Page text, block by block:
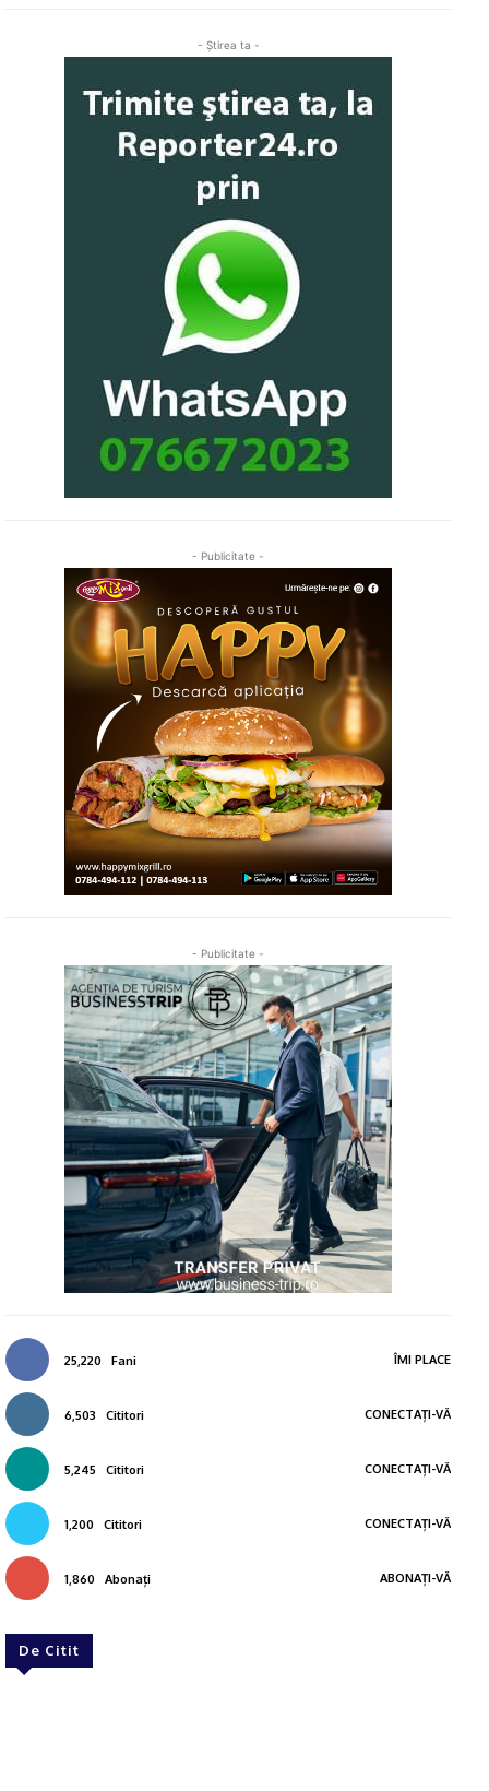
- Ştirea ta -
- Publicitate -
- Publicitate -
25,220 Fani ÎMI PLACE
6,503 Cititori CONECTAȚI-VĂ
5,245 Cititori CONECTAȚI-VĂ
1,200 Cititori CONECTAȚI-VĂ
1,860 Abonați ABONAȚI-VĂ
De Citit